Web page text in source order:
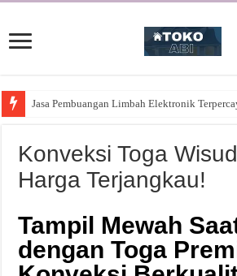
Jasa Pembuangan Limbah Elektronik
Konveksi Toga
Harga Terjangkau!
Tampil Mewah
dengan Toga